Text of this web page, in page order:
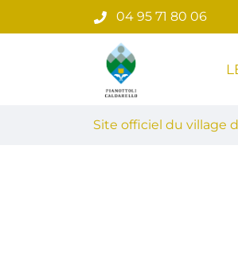
au
04 95 71 80 06
Site officiel du
Site officiel du village